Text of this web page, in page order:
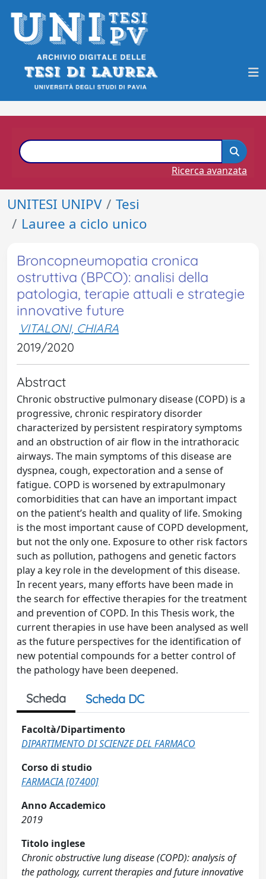
Ricerca avanzata
UNITESI UNIPV
Tesi
Lauree a ciclo unico
Broncopneumopatia cronica
ostruttiva (BPCO): analisi della
patologia, terapie attuali e strategie
innovative future
VITALONI, CHIARA
2019/2020
Abstract
Chronic obstructive pulmonary disease (COPD) is a
progressive, chronic respiratory disorder
characterized by persistent respiratory symptoms
and an obstruction of air flow in the intrathoracic
airways. The main symptoms of this disease are
dyspnea, cough, expectoration and a sense of
fatigue. COPD is worsened by extrapulmonary
comorbidities that can have an important impact
on the patient’s health and quality of life. Smoking
is the most important cause of COPD development,
but not the only one. Exposure to other risk factors
such as pollution, pathogens and genetic factors
play a key role in the development of this disease.
In recent years, many efforts have been made in
the search for effective therapies for the treatment
and prevention of COPD. In this Thesis work, the
current therapies in use have been analysed as well
as the future perspectives for the identification of
new potential compounds for a better control of
the pathology have been deepened.
Scheda Scheda DC
Facoltà/Dipartimento
DIPARTIMENTO DI SCIENZE DEL FARMACO
Corso di studio
FARMACIA [07400]
Anno Accademico
2019
Titolo inglese
Chronic obstructive lung disease (COPD): analysis of
the pathology, current therapies and future innovative